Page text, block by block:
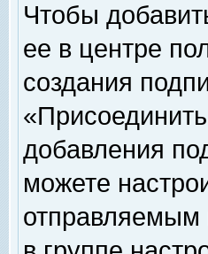
Чтобы
ее в центре
создания
добавления
можете